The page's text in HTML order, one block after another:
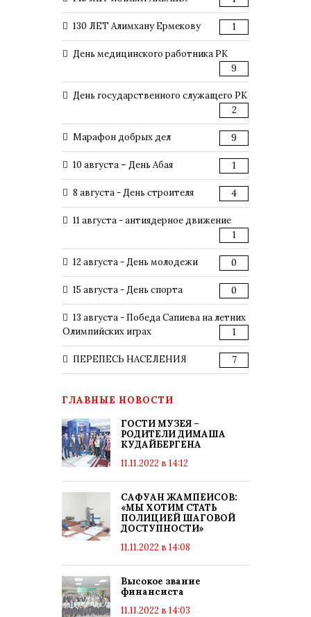
130 ЛЕТ Алимхану Ермекову 1
День медицинского работника РК
9
День государственного служащего РК
2
Марафон добрых дел 9
10 августа – День Абая 1
8 августа - День строителя 4
11 августа - антиядерное движение
1
12 августа - День молодежи 0
15 августа - День спорта 0
13 августа - Победа Сапиева на летних
Олимпийских играх
1
ПЕРЕПЕСЬ НАСЕЛЕНИЯ 7
ГЛАВНЫЕ НОВОСТИ
ГОСТИ МУЗЕЯ –
РОДИТЕЛИ ДИМАША
КУДАЙБЕРГЕНА
11.11.2022 в 14:12
САФУАН ЖАМПЕИСОВ:
«МЫ ХОТИМ СТАТЬ
ПОЛИЦИЕЙ ШАГОВОЙ
ДОСТУПНОСТИ»
11.11.2022 в 14:08
Высокое звание
финансиста
11.11.2022 в 14:03